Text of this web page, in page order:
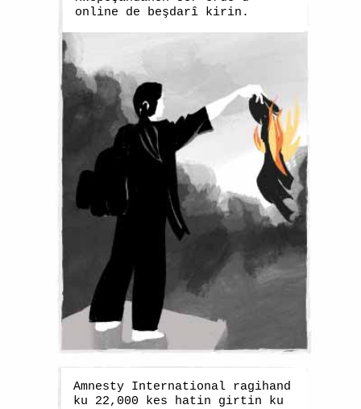
online de beşdarî kirin.
Amnesty International ragihand
ku 22,000 kes hatin girtin ku